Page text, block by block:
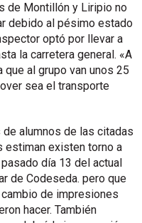
de Montillón y Liripio no
debido al pésimo estado
optó por llevar a
la carretera general. «A
al grupo van unos 25
sea el transporte
alumnos de las citadas
estiman existen torno a
día 13 del actual
de Codeseda. pero que
de impresiones
hacer. También